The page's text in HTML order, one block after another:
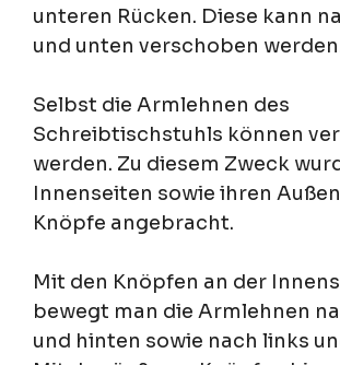
unteren Rücken. Diese kann
und unten verschoben
Selbst die Armlehnen des
Schreibtischstuhls können
werden. Zu diesem Zweck
Innenseiten sowie ihren
Knöpfe angebracht.
Mit den Knöpfen an der
bewegt man die Armlehnen
und hinten sowie nach links